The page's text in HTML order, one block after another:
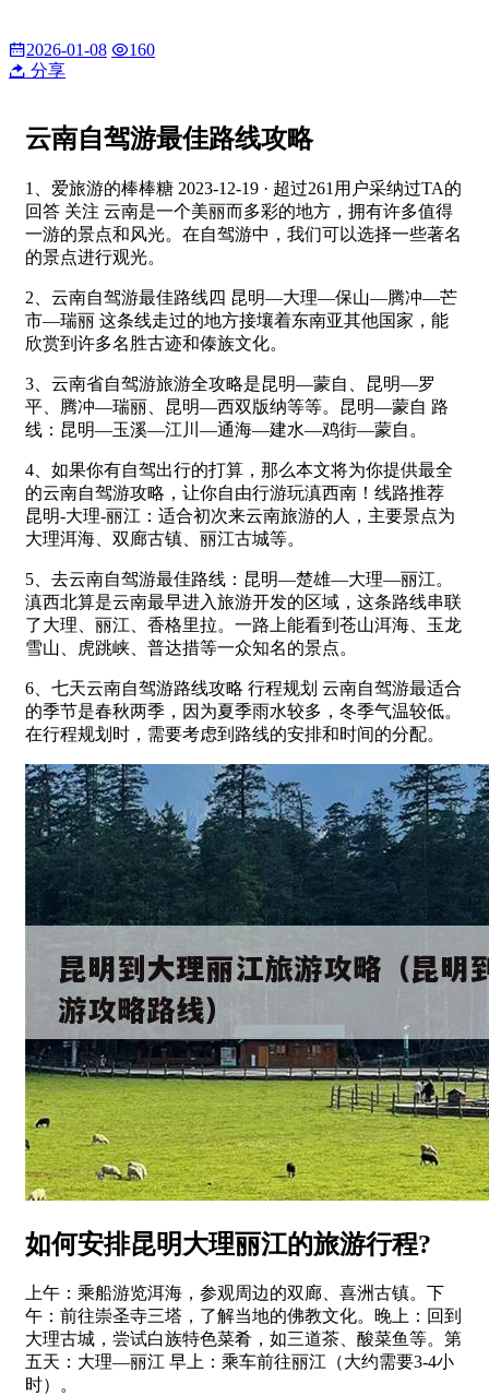
2026-01-08
160
分享
云南自驾游最佳路线攻略
1、爱旅游的棒棒糖 2023-12-19 · 超过261用户采纳过TA的
回答 关注 云南是一个美丽而多彩的地方，拥有许多值得
一游的景点和风光。在自驾游中，我们可以选择一些著名
的景点进行观光。
2、云南自驾游最佳路线四 昆明—大理—保山—腾冲—芒
市—瑞丽 这条线走过的地方接壤着东南亚其他国家，能
欣赏到许多名胜古迹和傣族文化。
3、云南省自驾游旅游全攻略是昆明—蒙自、昆明—罗
平、腾冲—瑞丽、昆明—西双版纳等等。昆明—蒙自 路
线：昆明—玉溪—江川—通海—建水—鸡街—蒙自。
4、如果你有自驾出行的打算，那么本文将为你提供最全
的云南自驾游攻略，让你自由行游玩滇西南！线路推荐
昆明-大理-丽江：适合初次来云南旅游的人，主要景点为
大理洱海、双廊古镇、丽江古城等。
5、去云南自驾游最佳路线：昆明—楚雄—大理—丽江。
滇西北算是云南最早进入旅游开发的区域，这条路线串联
了大理、丽江、香格里拉。一路上能看到苍山洱海、玉龙
雪山、虎跳峡、普达措等一众知名的景点。
6、七天云南自驾游路线攻略 行程规划 云南自驾游最适合
的季节是春秋两季，因为夏季雨水较多，冬季气温较低。
在行程规划时，需要考虑到路线的安排和时间的分配。
如何安排昆明大理丽江的旅游行程?
上午：乘船游览洱海，参观周边的双廊、喜洲古镇。下
午：前往崇圣寺三塔，了解当地的佛教文化。晚上：回到
大理古城，尝试白族特色菜肴，如三道茶、酸菜鱼等。第
五天：大理—丽江 早上：乘车前往丽江（大约需要3-4小
时）。